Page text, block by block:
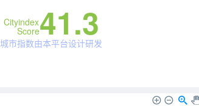
城市指数由本平台设计研发
Cityindex
Score41.3